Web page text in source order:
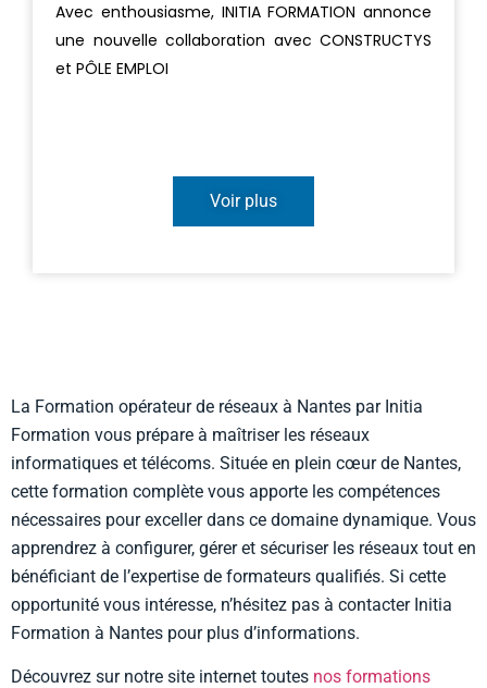
Avec enthousiasme, INITIA FORMATION annonce
une nouvelle collaboration avec CONSTRUCTYS
et PÔLE EMPLOI
Voir plus
La Formation opérateur de réseaux à Nantes par Initia
Formation vous prépare à maîtriser les réseaux
informatiques et télécoms. Située en plein cœur de Nantes,
cette formation complète vous apporte les compétences
nécessaires pour exceller dans ce domaine dynamique. Vous
apprendrez à configurer, gérer et sécuriser les réseaux tout en
bénéficiant de l’expertise de formateurs qualifiés. Si cette
opportunité vous intéresse, n’hésitez pas à contacter Initia
Formation à Nantes pour plus d’informations.
Découvrez sur notre site internet toutes nos formations